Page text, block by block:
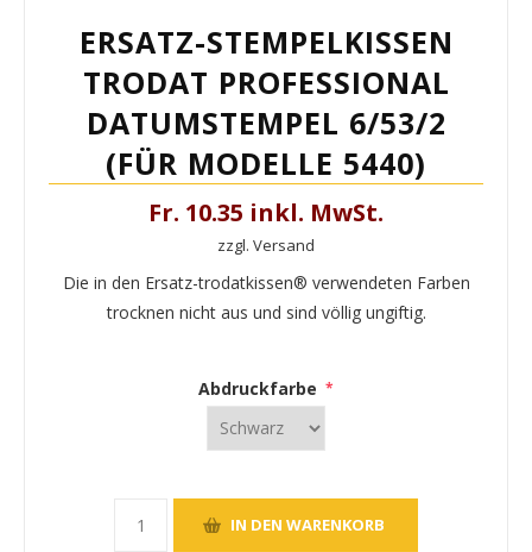
ERSATZ-STEMPELKISSEN
TRODAT PROFESSIONAL
DATUMSTEMPEL 6/53/2
(FÜR MODELLE 5440)
Fr. 10.35 inkl. MwSt.
zzgl. Versand
Die in den Ersatz-trodatkissen® verwendeten Farben
trocknen nicht aus und sind völlig ungiftig.
Abdruckfarbe *